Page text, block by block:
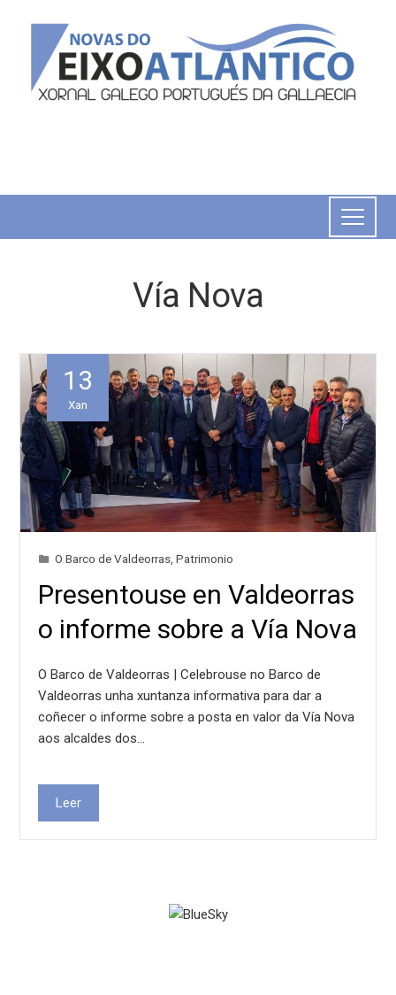
Vía Nova
13
Xan
O Barco de Valdeorras ,Patrimonio
Presentouse en Valdeorras
o informe sobre a Vía Nova
O Barco de Valdeorras | Celebrouse no Barco de
Valdeorras unha xuntanza informativa para dar a
coñecer o informe sobre a posta en valor da Vía Nova
aos alcaldes dos…
Leer